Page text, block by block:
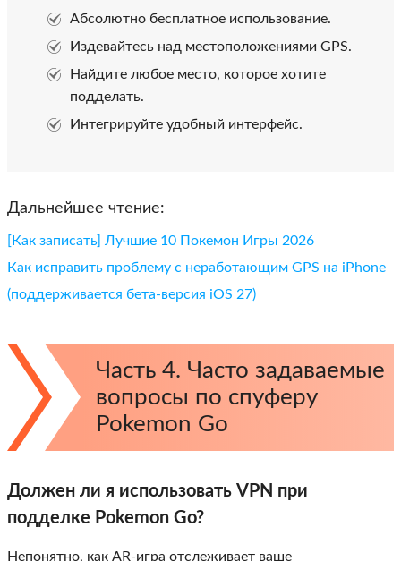
Абсолютно бесплатное использование.
Издевайтесь над местоположениями GPS.
Найдите любое место, которое хотите
подделать.
Интегрируйте удобный интерфейс.
Дальнейшее чтение:
[Как записать] Лучшие 10 Покемон Игры 2026
Как исправить проблему с неработающим GPS на iPhone
(поддерживается бета-версия iOS 27)
Часть 4. Часто задаваемые
вопросы по спуферу
Pokemon Go
Должен ли я использовать VPN при
подделке Pokemon Go?
Непонятно, как AR-игра отслеживает ваше